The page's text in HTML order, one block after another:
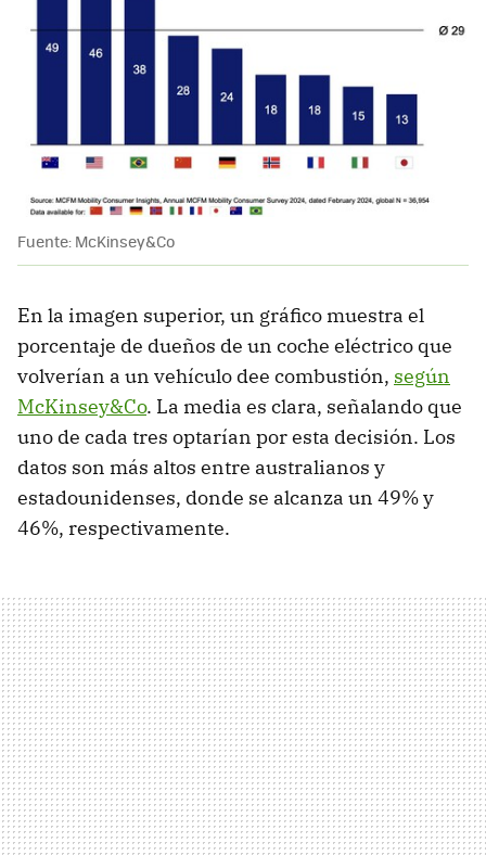
Fuente: McKinsey&Co
En la imagen superior, un gráfico muestra el
porcentaje de dueños de un coche eléctrico que
volverían a un vehículo dee combustión, según
McKinsey&Co. La media es clara, señalando que
uno de cada tres optarían por esta decisión. Los
datos son más altos entre australianos y
estadounidenses, donde se alcanza un 49% y
46%, respectivamente.